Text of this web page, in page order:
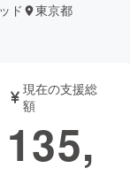
書籍・雑誌
ド 東京都
現在の支援総
額
135,